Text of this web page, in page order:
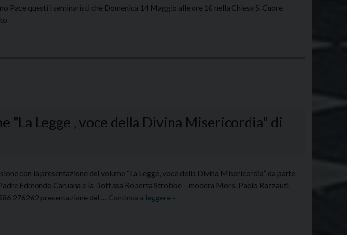
questi i seminaristi che Domenica 14 Maggio alle ore 18 nella Chiesa S. Cuore
"La Legge , voce della Divina Misericordia" di
con la presentazione del volume “La Legge, voce della Divina Misericordia” da parte
Edmondo Caruana e la Dott.ssa Roberta Strobbe – modera Mons. Paolo Razzauti.
276262 presentazione del … Continua a leggere Venerdì
»